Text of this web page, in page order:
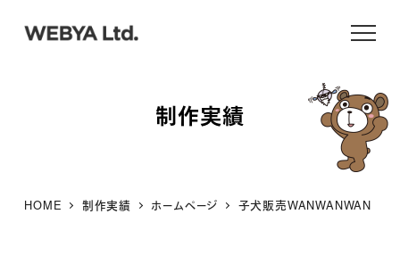
制作実績
HOME 制作実績 ホームページ 子犬販売WANWANWAN